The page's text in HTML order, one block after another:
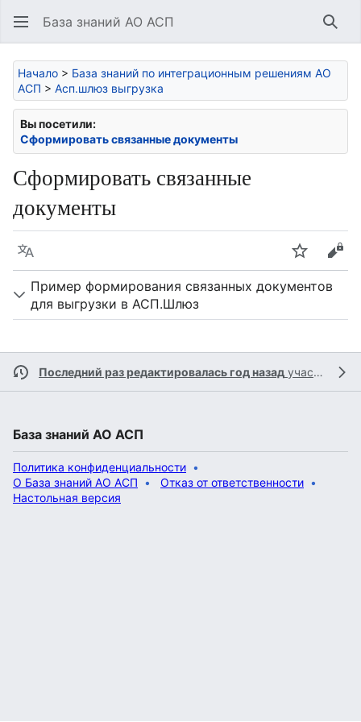
База знаний АО АСП
Начало > База знаний по интеграционным решениям АО
АСП > Асп.шлюз выгрузка
Вы посетили:
Сформировать связанные документы
Сформировать связанные
документы
Язык Следить
Пример формирования связанных документов
для выгрузки в АСП.Шлюз
Последний раз редактировалась год назад участником
База знаний АО АСП
Политика конфиденциальности
О База знаний АО АСП
Отказ от ответственности
Настольная версия